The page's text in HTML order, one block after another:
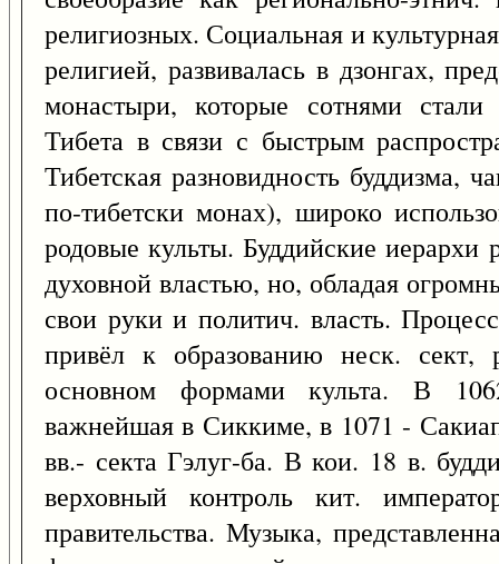
религиозных. Социальная и
религией, развивалась в дзонгах,
монастыри, которые сотнями
Тибета в связи с быстрым
Тибетская разновидность буддизма,
по-тибетски монах), широко
родовые культы. Буддийские иерархи
духовной властью, но, обладая
свои руки и политич. власть.
привёл к образованию неск.
основном формами культа. В
важнейшая в Сиккиме, в 1071 -
вв.- секта Гэлуг-ба. В кои. 18 в.
верховный контроль кит.
правительства. Музыка,